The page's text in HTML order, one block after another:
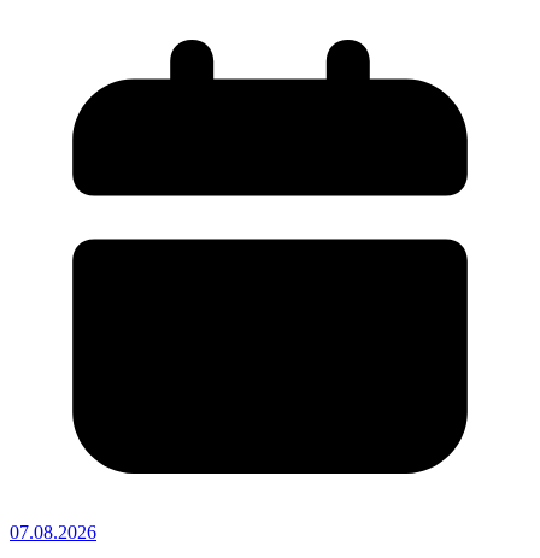
07.08.2026